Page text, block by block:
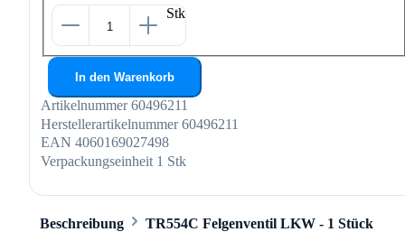
Stk
In den Warenkorb
Artikelnummer 60496211
Herstellerartikelnummer 60496211
EAN 4060169027498
Verpackungseinheit 1 Stk
Beschreibung
TR554C Felgenventil LKW - 1 Stück